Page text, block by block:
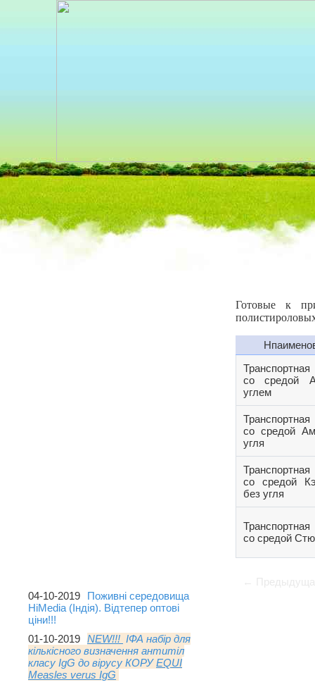
04-10-2019
Поживні середовища
HiMedia (Індія). Відтепер оптові
ціни!!!
01-10-2019 NEW!!! ІФА набір для
кількісного визначення антитіл
класу IgG до вірусу КОРУEQUI
Measles verus IgG
Готовые к
со средой
углем
со средой
угля
со средой
без угля
со средой